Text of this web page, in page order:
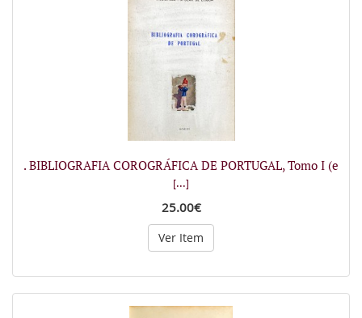
. BIBLIOGRAFIA COROGRÁFICA DE PORTUGAL, Tomo I (e
[...]
25.00€
Ver Item